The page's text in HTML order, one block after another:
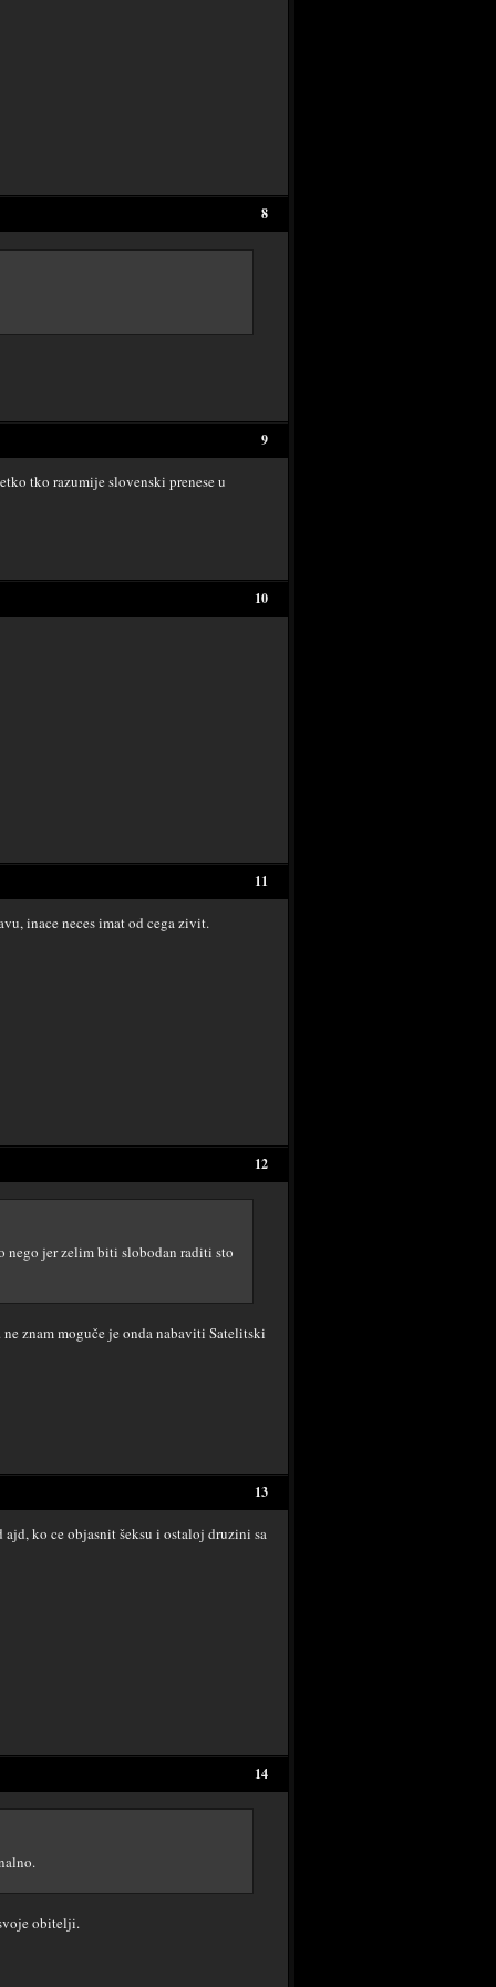
8
9
tko razumije slovenski prenese u
10
11
inace neces imat od cega zivit.
12
nego jer zelim biti slobodan raditi sto
znam moguče je onda nabaviti Satelitski
13
ko ce objasnit šeksu i ostaloj druzini sa
14
obitelji.